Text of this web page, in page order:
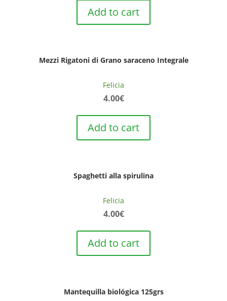
Add to cart
Mezzi Rigatoni di Grano saraceno Integrale
Felicia
4.00€
Add to cart
Spaghetti alla spirulina
Felicia
4.00€
Add to cart
Mantequilla biológica 125grs